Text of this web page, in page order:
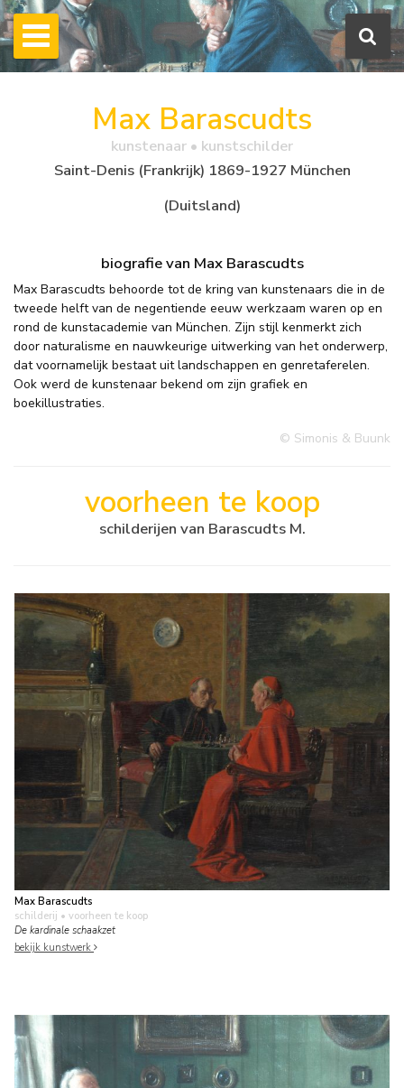
Max Barascudts
kunstenaar • kunstschilder
Saint-Denis (Frankrijk) 1869-1927 München
(Duitsland)
biografie van Max Barascudts
Max Barascudts behoorde tot de kring van kunstenaars die in de
tweede helft van de negentiende eeuw werkzaam waren op en
rond de kunstacademie van München. Zijn stijl kenmerkt zich
door naturalisme en nauwkeurige uitwerking van het onderwerp,
dat voornamelijk bestaat uit landschappen en genretaferelen.
Ook werd de kunstenaar bekend om zijn grafiek en
boekillustraties.
© Simonis & Buunk
voorheen te koop
schilderijen van Barascudts M.
Max Barascudts
schilderij • voorheen te koop
De kardinale schaakzet
bekijk kunstwerk